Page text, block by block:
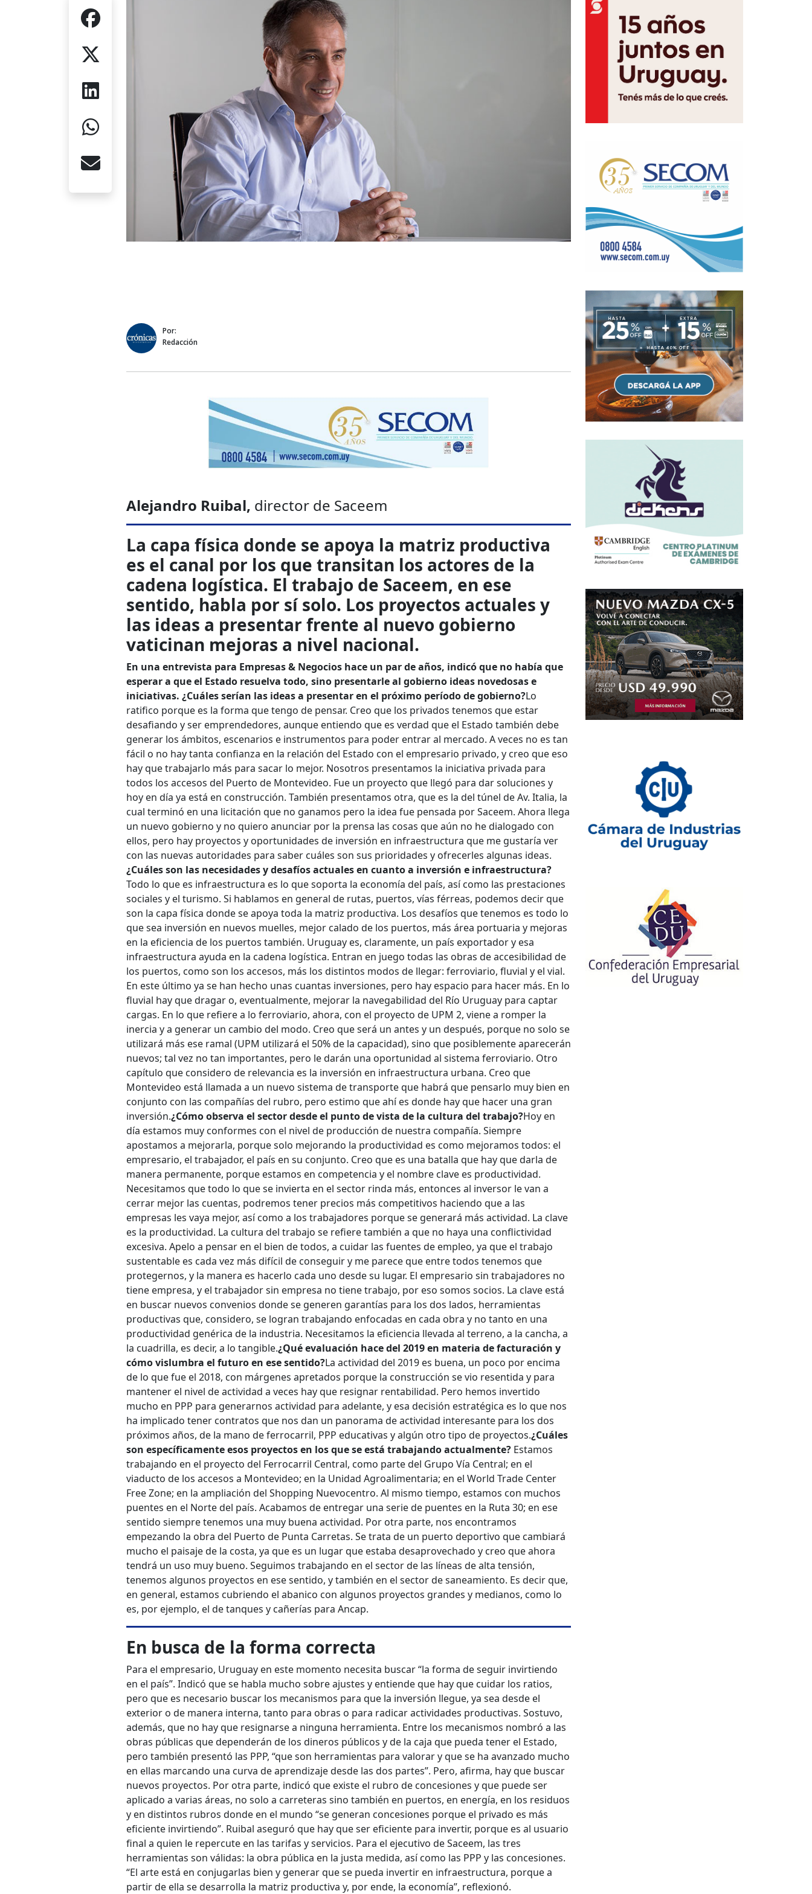
Por:
Redacción
Alejandro Ruibal, director de Saceem
La capa física donde se apoya la matriz productiva
es el canal por los que transitan los actores de la
cadena logística. El trabajo de Saceem, en ese
sentido, habla por sí solo. Los proyectos actuales y
las ideas a presentar frente al nuevo gobierno
vaticinan mejoras a nivel nacional.
En una entrevista para Empresas & Negocios hace un par de años, indicó que no había que
esperar a que el Estado resuelva todo, sino presentarle al gobierno ideas novedosas e
iniciativas. ¿Cuáles serían las ideas a presentar en el próximo período de gobierno?Lo
ratifico porque es la forma que tengo de pensar. Creo que los privados tenemos que estar
desafiando y ser emprendedores, aunque entiendo que es verdad que el Estado también debe
generar los ámbitos, escenarios e instrumentos para poder entrar al mercado. A veces no es tan
fácil o no hay tanta confianza en la relación del Estado con el empresario privado, y creo que eso
hay que trabajarlo más para sacar lo mejor. Nosotros presentamos la iniciativa privada para
todos los accesos del Puerto de Montevideo. Fue un proyecto que llegó para dar soluciones y
hoy en día ya está en construcción. También presentamos otra, que es la del túnel de Av. Italia, la
cual terminó en una licitación que no ganamos pero la idea fue pensada por Saceem. Ahora llega
un nuevo gobierno y no quiero anunciar por la prensa las cosas que aún no he dialogado con
ellos, pero hay proyectos y oportunidades de inversión en infraestructura que me gustaría ver
con las nuevas autoridades para saber cuáles son sus prioridades y ofrecerles algunas ideas.
¿Cuáles son las necesidades y desafíos actuales en cuanto a inversión e infraestructura?
Todo lo que es infraestructura es lo que soporta la economía del país, así como las prestaciones
sociales y el turismo. Si hablamos en general de rutas, puertos, vías férreas, podemos decir que
son la capa física donde se apoya toda la matriz productiva. Los desafíos que tenemos es todo lo
que sea inversión en nuevos muelles, mejor calado de los puertos, más área portuaria y mejoras
en la eficiencia de los puertos también. Uruguay es, claramente, un país exportador y esa
infraestructura ayuda en la cadena logística. Entran en juego todas las obras de accesibilidad de
los puertos, como son los accesos, más los distintos modos de llegar: ferroviario, fluvial y el vial.
En este último ya se han hecho unas cuantas inversiones, pero hay espacio para hacer más. En lo
fluvial hay que dragar o, eventualmente, mejorar la navegabilidad del Río Uruguay para captar
cargas. En lo que refiere a lo ferroviario, ahora, con el proyecto de UPM 2, viene a romper la
inercia y a generar un cambio del modo. Creo que será un antes y un después, porque no solo se
utilizará más ese ramal (UPM utilizará el 50% de la capacidad), sino que posiblemente aparecerán
nuevos; tal vez no tan importantes, pero le darán una oportunidad al sistema ferroviario. Otro
capítulo que considero de relevancia es la inversión en infraestructura urbana. Creo que
Montevideo está llamada a un nuevo sistema de transporte que habrá que pensarlo muy bien en
conjunto con las compañías del rubro, pero estimo que ahí es donde hay que hacer una gran
inversión.¿Cómo observa el sector desde el punto de vista de la cultura del trabajo?Hoy en
día estamos muy conformes con el nivel de producción de nuestra compañía. Siempre
apostamos a mejorarla, porque solo mejorando la productividad es como mejoramos todos: el
empresario, el trabajador, el país en su conjunto. Creo que es una batalla que hay que darla de
manera permanente, porque estamos en competencia y el nombre clave es productividad.
Necesitamos que todo lo que se invierta en el sector rinda más, entonces al inversor le van a
cerrar mejor las cuentas, podremos tener precios más competitivos haciendo que a las
empresas les vaya mejor, así como a los trabajadores porque se generará más actividad. La clave
es la productividad. La cultura del trabajo se refiere también a que no haya una conflictividad
excesiva. Apelo a pensar en el bien de todos, a cuidar las fuentes de empleo, ya que el trabajo
sustentable es cada vez más difícil de conseguir y me parece que entre todos tenemos que
protegernos, y la manera es hacerlo cada uno desde su lugar. El empresario sin trabajadores no
tiene empresa, y el trabajador sin empresa no tiene trabajo, por eso somos socios. La clave está
en buscar nuevos convenios donde se generen garantías para los dos lados, herramientas
productivas que, considero, se logran trabajando enfocadas en cada obra y no tanto en una
productividad genérica de la industria. Necesitamos la eficiencia llevada al terreno, a la cancha, a
la cuadrilla, es decir, a lo tangible.¿Qué evaluación hace del 2019 en materia de facturación y
cómo vislumbra el futuro en ese sentido?La actividad del 2019 es buena, un poco por encima
de lo que fue el 2018, con márgenes apretados porque la construcción se vio resentida y para
mantener el nivel de actividad a veces hay que resignar rentabilidad. Pero hemos invertido
mucho en PPP para generarnos actividad para adelante, y esa decisión estratégica es lo que nos
ha implicado tener contratos que nos dan un panorama de actividad interesante para los dos
próximos años, de la mano de ferrocarril, PPP educativas y algún otro tipo de proyectos.¿Cuáles
son específicamente esos proyectos en los que se está trabajando actualmente? Estamos
trabajando en el proyecto del Ferrocarril Central, como parte del Grupo Vía Central; en el
viaducto de los accesos a Montevideo; en la Unidad Agroalimentaria; en el World Trade Center
Free Zone; en la ampliación del Shopping Nuevocentro. Al mismo tiempo, estamos con muchos
puentes en el Norte del país. Acabamos de entregar una serie de puentes en la Ruta 30; en ese
sentido siempre tenemos una muy buena actividad. Por otra parte, nos encontramos
empezando la obra del Puerto de Punta Carretas. Se trata de un puerto deportivo que cambiará
mucho el paisaje de la costa, ya que es un lugar que estaba desaprovechado y creo que ahora
tendrá un uso muy bueno. Seguimos trabajando en el sector de las líneas de alta tensión,
tenemos algunos proyectos en ese sentido, y también en el sector de saneamiento. Es decir que,
en general, estamos cubriendo el abanico con algunos proyectos grandes y medianos, como lo
es, por ejemplo, el de tanques y cañerías para Ancap.
En busca de la forma correcta
Para el empresario, Uruguay en este momento necesita buscar “la forma de seguir invirtiendo
en el país”. Indicó que se habla mucho sobre ajustes y entiende que hay que cuidar los ratios,
pero que es necesario buscar los mecanismos para que la inversión llegue, ya sea desde el
exterior o de manera interna, tanto para obras o para radicar actividades productivas. Sostuvo,
además, que no hay que resignarse a ninguna herramienta. Entre los mecanismos nombró a las
obras públicas que dependerán de los dineros públicos y de la caja que pueda tener el Estado,
pero también presentó las PPP, “que son herramientas para valorar y que se ha avanzado mucho
en ellas marcando una curva de aprendizaje desde las dos partes”. Pero, afirma, hay que buscar
nuevos proyectos. Por otra parte, indicó que existe el rubro de concesiones y que puede ser
aplicado a varias áreas, no solo a carreteras sino también en puertos, en energía, en los residuos
y en distintos rubros donde en el mundo “se generan concesiones porque el privado es más
eficiente invirtiendo”. Ruibal aseguró que hay que ser eficiente para invertir, porque es al usuario
final a quien le repercute en las tarifas y servicios. Para el ejecutivo de Saceem, las tres
herramientas son válidas: la obra pública en la justa medida, así como las PPP y las concesiones.
“El arte está en conjugarlas bien y generar que se pueda invertir en infraestructura, porque a
partir de ella se desarrolla la matriz productiva y, por ende, la economía”, reflexionó.